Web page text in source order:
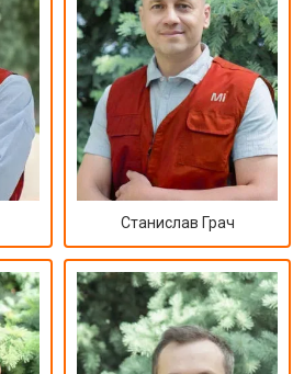
Станислав Грач